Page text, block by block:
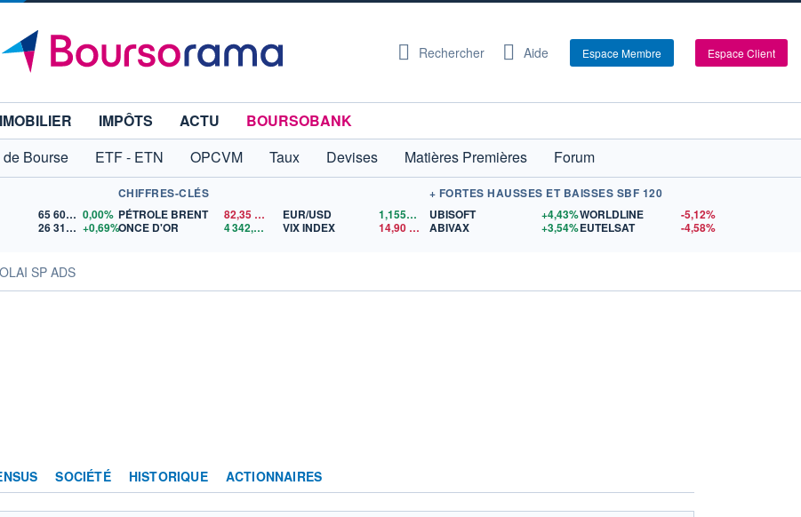
Rechercher Aide Espace Membre Espace Client
IMPÔTS ACTU
BOURSOBANK
Bourse ETF - ETN OPCVM Taux Devises Matières Premières
Forum
65 606,71 0,00%
26 319,45 +0,69%
CHIFFRES-CLÉS
PÉTROLE BRENT
82,35$US
ONCE D'OR
4 342,26 $US
EUR/USD 1,1559$US
VIX INDEX
14,90
+ FORTES HAUSSES ET BAISSES SBF 120
UBISOFT
+4,43%
ABIVAX
+3,54%
WORLDLINE
-5,12%
EUTELSAT
-4,58%
SP ADS
SOCIÉTÉ HISTORIQUE ACTIONNAIRES